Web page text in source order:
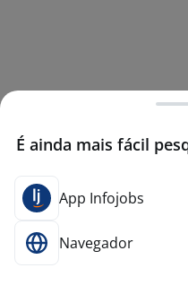
É ainda mais fácil
App Infojobs
Navegador